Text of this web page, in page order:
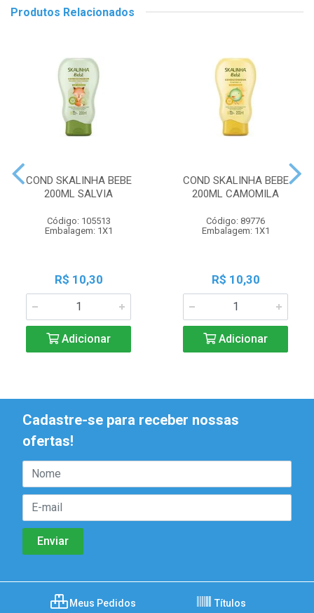
Produtos Relacionados
COND SKALINHA BEBE
200ML SALVIA
Código: 105513
Embalagem: 1X1
R$ 10,30
Adicionar
COND SKALINHA BEBE
200ML CAMOMILA
Código: 89776
Embalagem: 1X1
R$ 10,30
Adicionar
Cadastre-se para receber nossas
ofertas!
Meus Pedidos Títulos